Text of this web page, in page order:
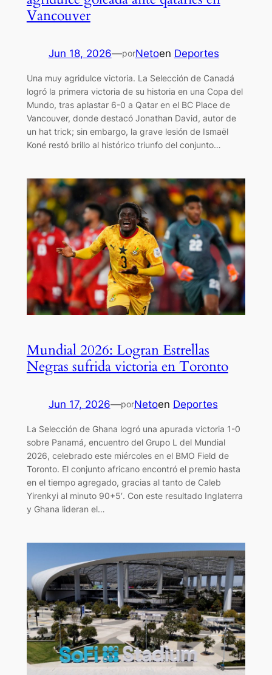
Vancouver
Jun 18, 2026—porNetoen Deportes
Una muy agridulce victoria. La Selección de Canadá
logró la primera victoria de su historia en una Copa del
Mundo, tras aplastar 6-0 a Qatar en el BC Place de
Vancouver, donde destacó Jonathan David, autor de
un hat trick; sin embargo, la grave lesión de Ismaël
Koné restó brillo al histórico triunfo del conjunto…
Mundial 2026: Logran Estrellas
Negras sufrida victoria en Toronto
Jun 17, 2026—porNetoen Deportes
La Selección de Ghana logró una apurada victoria 1-0
sobre Panamá, encuentro del Grupo L del Mundial
2026, celebrado este miércoles en el BMO Field de
Toronto. El conjunto africano encontró el premio hasta
en el tiempo agregado, gracias al tanto de Caleb
Yirenkyi al minuto 90+5′. Con este resultado Inglaterra
y Ghana lideran el…